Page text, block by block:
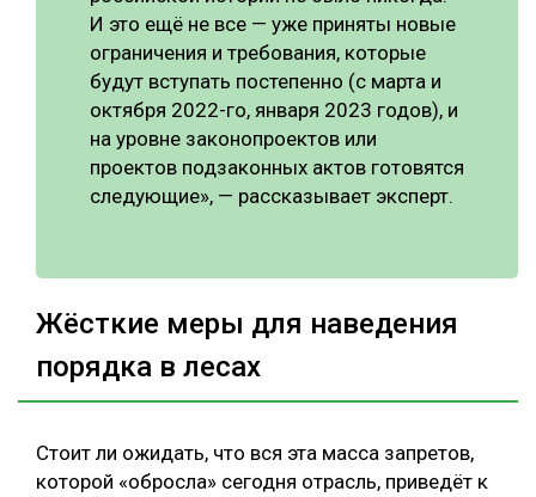
И это ещё не все — уже приняты новые
ограничения и требования, которые
будут вступать постепенно (с марта и
октября 2022-го, января 2023 годов), и
на уровне законопроектов или
проектов подзаконных актов готовятся
следующие», — рассказывает эксперт.
Жёсткие меры для наведения
порядка в лесах
Стоит ли ожидать, что вся эта масса запретов,
которой «обросла» сегодня отрасль, приведёт к